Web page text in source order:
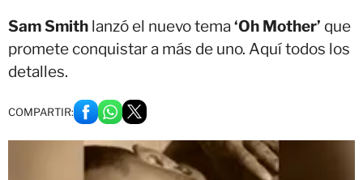
Sam Smith lanzó el nuevo tema ‘Oh Mother’ que
promete conquistar a más de uno. Aquí todos los
detalles.
COMPARTIR: